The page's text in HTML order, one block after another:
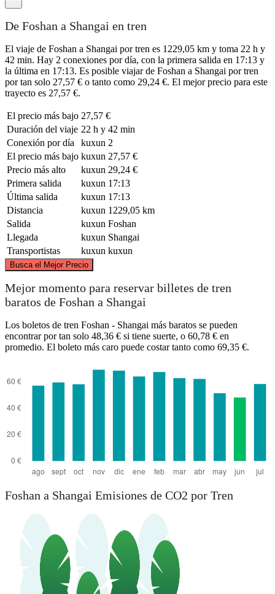
De Foshan a Shangai en tren
El viaje de Foshan a Shangai por tren es 1229,05 km y toma 22 h y
42 min. Hay 2 conexiones por día, con la primera salida en 17:13 y
la última en 17:13. Es posible viajar de Foshan a Shangai por tren
por tan solo 27,57 € o tanto como 29,24 €. El mejor precio para este
trayecto es 27,57 €.
El precio más bajo 27,57 €
Duración del viaje 22 h y 42 min
Conexión por día
kuxun 2
El precio más bajo kuxun 27,57 €
Precio más alto
kuxun 29,24 €
Primera salida
kuxun 17:13
Última salida
kuxun 17:13
Distancia
kuxun 1229,05 km
Salida
kuxun Foshan
Llegada
kuxun Shangai
Transportistas
kuxun kuxun
Busca el Mejor Precio
Mejor momento para reservar billetes de tren
baratos de Foshan a Shangai
Los boletos de tren Foshan - Shangai más baratos se pueden
encontrar por tan solo 48,36 € si tiene suerte, o 60,78 € en
promedio. El boleto más caro puede costar tanto como 69,35 €.
Foshan a Shangai Emisiones de CO2 por Tren